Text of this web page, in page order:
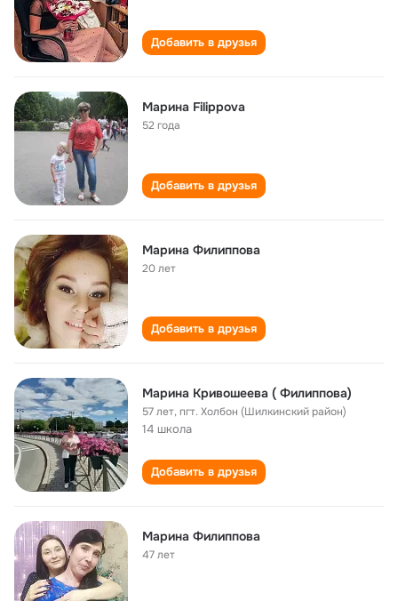
Добавить в друзья
Марина Filippova
52 года
Добавить в друзья
Марина Филиппова
20 лет
Добавить в друзья
Марина Кривошеева ( Филиппова)
57 лет,пгт. Холбон (Шилкинский район)
14 школа
Добавить в друзья
Марина Филиппова
47 лет